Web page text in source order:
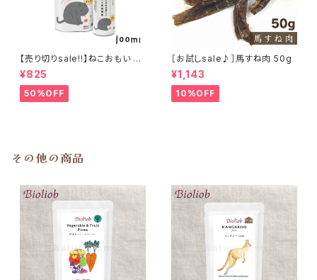
【売り切りsale!!】ねこおもい 猫
ご飯の吐き戻しに 酵素と食物繊
維 100ml
¥825
50%OFF
［お試しsale♪］馬すね肉 50g
¥1,143
10%OFF
その他の商品